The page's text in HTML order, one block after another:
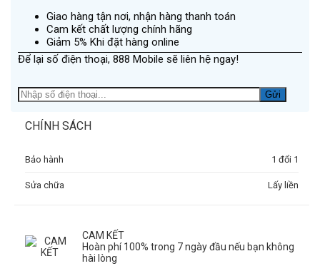
Giao hàng tận nơi, nhận hàng thanh toán
Cam kết chất lượng chính hãng
Giảm 5% Khi đặt hàng online
Để lại số điện thoại, 888 Mobile sẽ liên hệ ngay!
CHÍNH SÁCH
Bảo hành 1 đổi 1
Sửa chữa Lấy liền
CAM KẾT
Hoàn phí 100% trong 7 ngày đầu nếu bạn không
hài lòng